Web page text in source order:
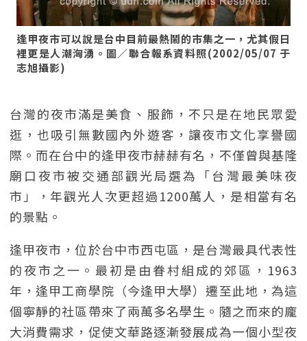
逢甲夜市可以說是台中目前最熱鬧的市集之一，尤其假日
裡更是人潮洶湧。圖／聯合報系資料照(2002/05/07 于
志旭攝影)
台灣的夜市滿是美食、服飾，不只是在地民眾愛
逛，也吸引無數國內外遊客，讓夜市文化享譽國
際。而在台中的逢甲夜市赫赫有名，不僅曾與基隆
廟口夜市被交通部觀光局選為「台灣最美味夜
市」，年觀光人次更超過1200萬人，是相當有名
的景點。
逢甲夜市，位於台中市西屯區，是台灣最具代表性
的夜市之一。最初是由眷村組成的郊區，1963
年，逢甲工商學院（今逢甲大學）遷至此地，為這
個寧靜的社區帶來了兩萬多名學生。隨之而來的龐
大消費需求，促使文華路逐漸發展成為一個小型夜